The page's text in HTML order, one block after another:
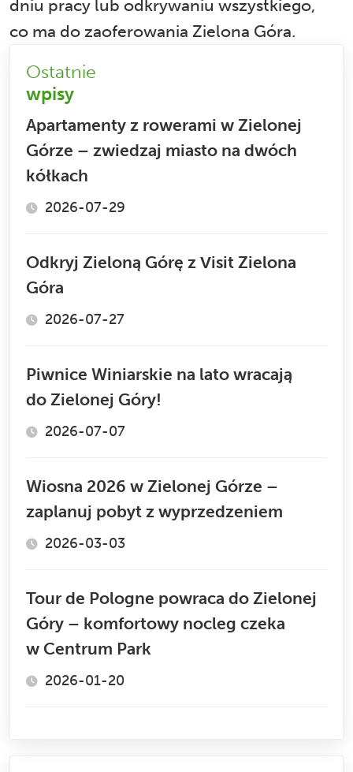
dniu pracy lub odkrywaniu wszystkiego,
co ma do zaoferowania Zielona Góra.
Ostatnie
wpisy
Apartamenty z rowerami w Zielonej
Górze – zwiedzaj miasto na dwóch
kółkach
2026-07-29
Odkryj Zieloną Górę z Visit Zielona
Góra
2026-07-27
Piwnice Winiarskie na lato wracają
do Zielonej Góry!
2026-07-07
Wiosna 2026 w Zielonej Górze –
zaplanuj pobyt z wyprzedzeniem
2026-03-03
Tour de Pologne powraca do Zielonej
Góry – komfortowy nocleg czeka
w Centrum Park
2026-01-20